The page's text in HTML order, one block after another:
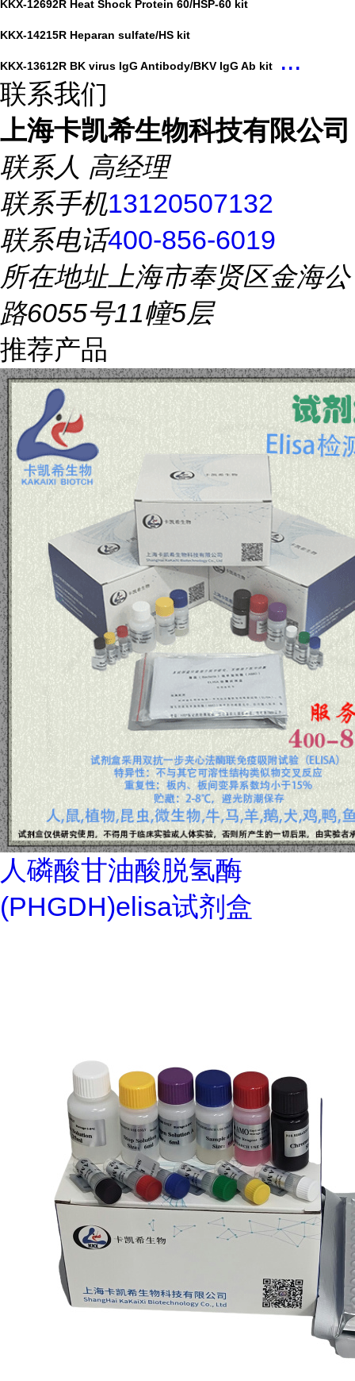
KKX-12692R Heat Shock Protein 60/HSP-60 kit
KKX-14215R Heparan sulfate/HS kit
KKX-13612R BK virus IgG Antibody/BKV IgG Ab kit
...
联系我们
上海卡凯希生物科技有限公司
联系人 高经理
联系手机13120507132
联系电话400-856-6019
所在地址上海市奉贤区金海公
路6055号11幢5层
推荐产品
人磷酸甘油酸脱氢酶
(PHGDH)elisa试剂盒